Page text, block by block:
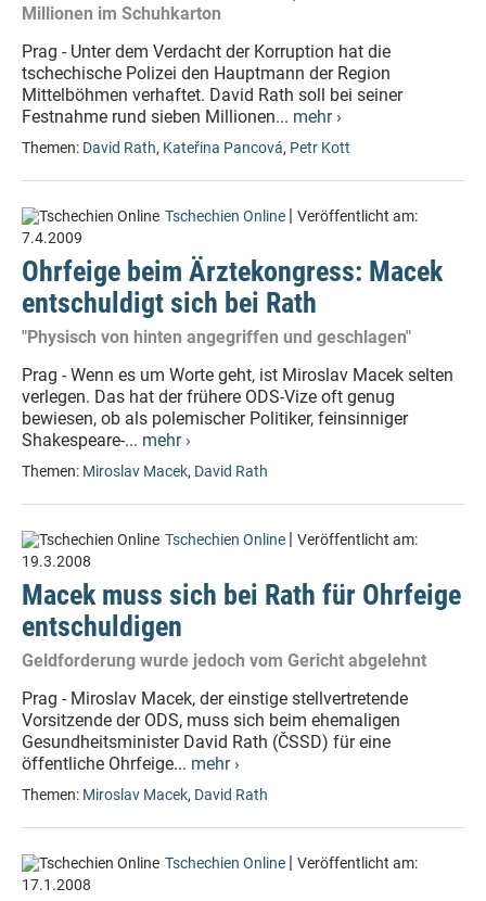
Millionen im Schuhkarton
Prag - Unter dem Verdacht der Korruption hat die
tschechische Polizei den Hauptmann der Region
Mittelböhmen verhaftet. David Rath soll bei seiner
Festnahme rund sieben Millionen... mehr ›
Themen: David Rath, Kateřina Pancová, Petr Kott
Tschechien Online | Veröffentlicht am:
7.4.2009
Ohrfeige beim Ärztekongress: Macek
entschuldigt sich bei Rath
"Physisch von hinten angegriffen und geschlagen"
Prag - Wenn es um Worte geht, ist Miroslav Macek selten
verlegen. Das hat der frühere ODS-Vize oft genug
bewiesen, ob als polemischer Politiker, feinsinniger
Shakespeare-... mehr ›
Themen: Miroslav Macek, David Rath
Tschechien Online | Veröffentlicht am:
19.3.2008
Macek muss sich bei Rath für Ohrfeige
entschuldigen
Geldforderung wurde jedoch vom Gericht abgelehnt
Prag - Miroslav Macek, der einstige stellvertretende
Vorsitzende der ODS, muss sich beim ehemaligen
Gesundheitsminister David Rath (ČSSD) für eine
öffentliche Ohrfeige... mehr ›
Themen: Miroslav Macek, David Rath
Tschechien Online | Veröffentlicht am:
17.1.2008